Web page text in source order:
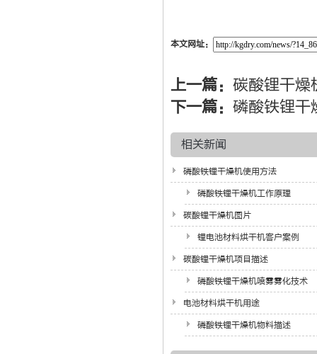
本文网址：
上一篇： 碳酸锂干燥
下一篇： 磷酸铁锂干
相关新闻
磷酸铁锂干燥机使用方法
磷酸铁锂干燥机工作原理
碳酸锂干燥机图片
锂电池材料烘干机客户案例
碳酸锂干燥机项目描述
磷酸铁锂干燥机喷雾雾化技术
电池材料烘干机用途
磷酸铁锂干燥机物料描述